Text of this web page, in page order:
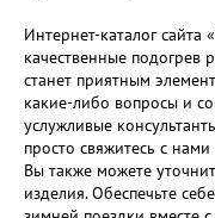
Интернет-каталог сайта
качественные подогрев
станет приятным
какие-либо вопросы и
услужливые
просто свяжитесь с
Вы также можете
изделия. Обеспечьте